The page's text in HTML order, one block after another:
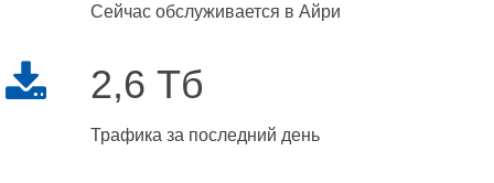
Сейчас обслуживается в Айри
2,6 Тб
Трафика за последний день